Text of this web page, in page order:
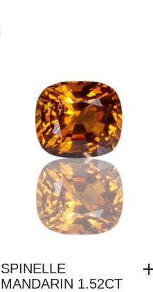
SPINELLE
MANDARIN 1.52CT